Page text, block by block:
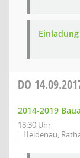
Einladung
DO
2014-2019
18:30 Uhr
Heidenau,